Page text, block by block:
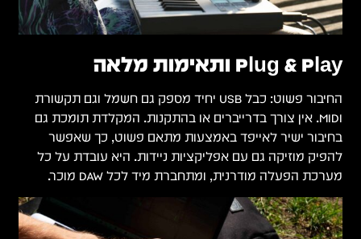
Plug & Play ותאימות מלאה
החיבור פשוט: כבל USB יחיד מספק גם חשמל וגם תקשורת
MIDI. אין צורך בדרייברים או בהתקנות. המקלדת תומכת גם
בחיבור ישיר לאייפד באמצעות מתאם פשוט, כך שאפשר
להפיק מוזיקה גם עם אפליקציות ניידות. היא עובדת על כל
מערכת הפעלה מודרנית, ומתחברת מיד לכל DAW מוכר.